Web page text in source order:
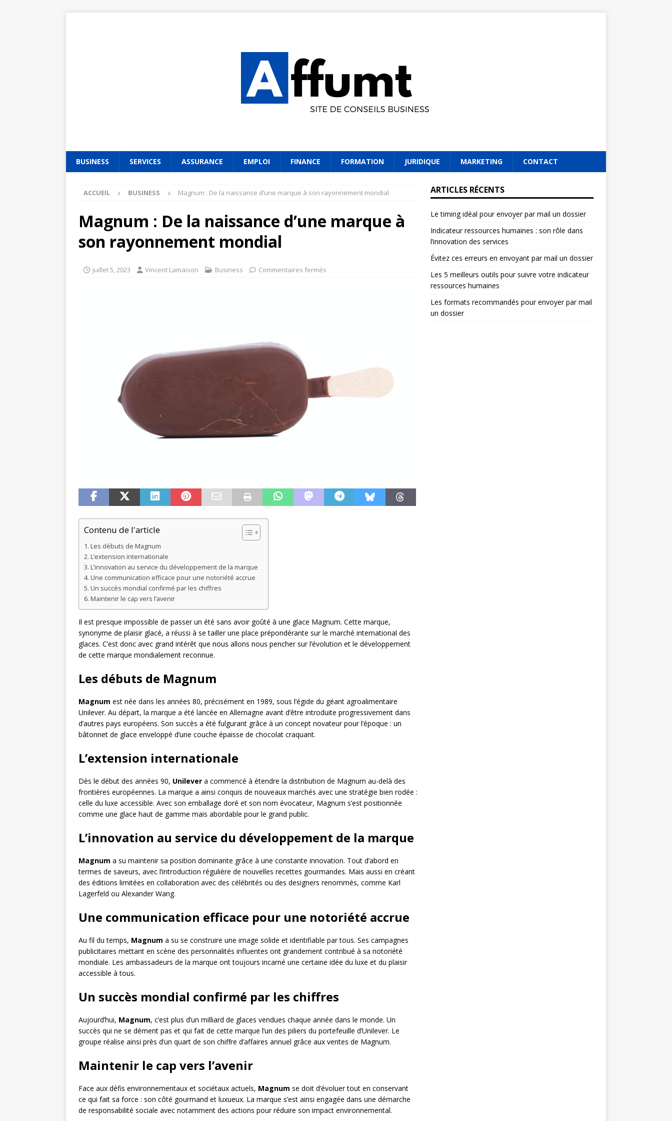
BUSINESS SERVICES ASSURANCE EMPLOI FINANCE FORMATION JURIDIQUE MARKETING CONTACT
ACCUEIL BUSINESS Magnum : De la naissance d’une marque à son rayonnement mondial
Magnum : De la naissance d’une marque à
son rayonnement mondial
juillet 5, 2023 Vincent Lamaison Business Commentaires fermés
Contenu de l'article
Les débuts de Magnum
L’extension internationale
L’innovation au service du développement de la marque
Une communication efficace pour une notoriété accrue
Un succès mondial confirmé par les chiffres
Maintenir le cap vers l’avenir
Il est presque impossible de passer un été sans avoir goûté à une glace Magnum. Cette marque,
synonyme de plaisir glacé, a réussi à se tailler une place prépondérante sur le marché international des
glaces. C’est donc avec grand intérêt que nous allons nous pencher sur l’évolution et le développement
de cette marque mondialement reconnue.
Les débuts de Magnum
Magnum est née dans les années 80, précisément en 1989, sous l’égide du géant agroalimentaire
Unilever. Au départ, la marque a été lancée en Allemagne avant d’être introduite progressivement dans
d’autres pays européens. Son succès a été fulgurant grâce à un concept novateur pour l’époque : un
bâtonnet de glace enveloppé d’une couche épaisse de chocolat craquant.
L’extension internationale
Dès le début des années 90, Unilever a commencé à étendre la distribution de Magnum au-delà des
frontières européennes. La marque a ainsi conquis de nouveaux marchés avec une stratégie bien rodée :
celle du luxe accessible. Avec son emballage doré et son nom évocateur, Magnum s’est positionnée
comme une glace haut de gamme mais abordable pour le grand public.
L’innovation au service du développement de la marque
Magnum a su maintenir sa position dominante grâce à une constante innovation. Tout d’abord en
termes de saveurs, avec l’introduction régulière de nouvelles recettes gourmandes. Mais aussi en créant
des éditions limitées en collaboration avec des célébrités ou des designers renommés, comme Karl
Lagerfeld ou Alexander Wang.
Une communication efficace pour une notoriété accrue
Au fil du temps, Magnum a su se construire une image solide et identifiable par tous. Ses campagnes
publicitaires mettant en scène des personnalités influentes ont grandement contribué à sa notoriété
mondiale. Les ambassadeurs de la marque ont toujours incarné une certaine idée du luxe et du plaisir
accessible à tous.
Un succès mondial confirmé par les chiffres
Aujourd’hui, Magnum, c’est plus d’un milliard de glaces vendues chaque année dans le monde. Un
succès qui ne se dément pas et qui fait de cette marque l’un des piliers du portefeuille d’Unilever. Le
groupe réalise ainsi près d’un quart de son chiffre d’affaires annuel grâce aux ventes de Magnum.
Maintenir le cap vers l’avenir
Face aux défis environnementaux et sociétaux actuels, Magnum se doit d’évoluer tout en conservant
ce qui fait sa force : son côté gourmand et luxueux. La marque s’est ainsi engagée dans une démarche
de responsabilité sociale avec notamment des actions pour réduire son impact environnemental.
ARTICLES RÉCENTS
Le timing idéal pour envoyer par mail un dossier
Indicateur ressources humaines : son rôle dans
l’innovation des services
Évitez ces erreurs en envoyant par mail un dossier
Les 5 meilleurs outils pour suivre votre indicateur
ressources humaines
Les formats recommandés pour envoyer par mail
un dossier